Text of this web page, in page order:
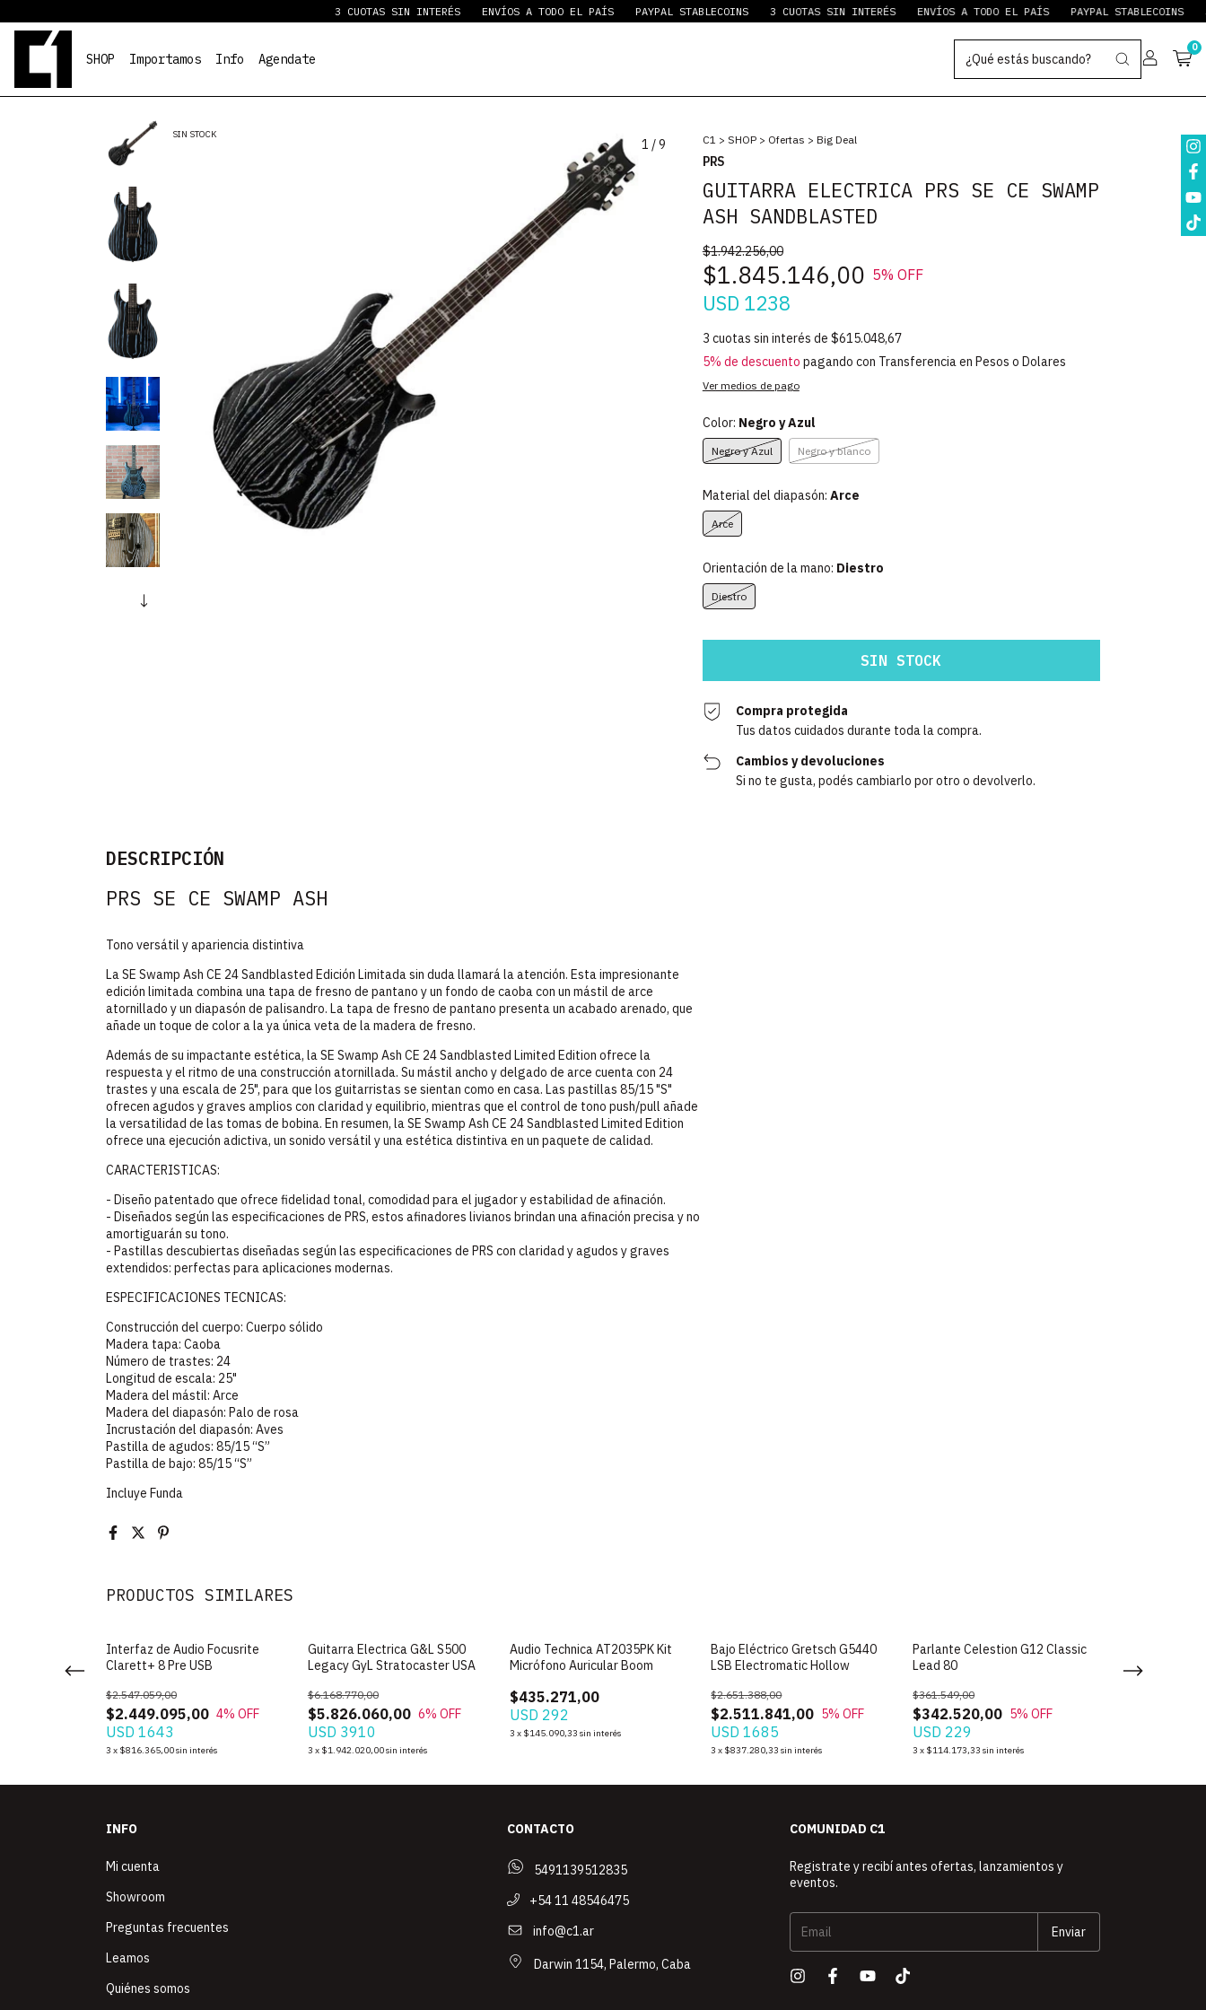
3 CUOTAS SIN INTERÉS ENVÍOS A TODO EL PAÍS PAYPAL STABLECOINS 3 CUOTAS SIN INTERÉS ENVÍOS A TODO EL PAÍS PAYPAL STABLECOINS 3
SHOP Importamos Info Agendate
0
SIN STOCK
1 /9 C1 > SHOP > Ofertas > Big Deal
PRS
GUITARRA ELECTRICA PRS SE CE SWAMP
ASH SANDBLASTED
$1.942.256,00
$1.845.146,00 5% OFF
USD 1238
3 cuotas sin interés de $615.048,67
5% de descuento pagando con Transferencia en Pesos o Dolares
Ver medios de pago
Color: Negro y Azul
Negro y Azul Negro y blanco
Material del diapasón: Arce
Arce
Orientación de la mano: Diestro
Diestro
Compra protegida
Tus datos cuidados durante toda la compra.
Cambios y devoluciones
Si no te gusta, podés cambiarlo por otro o devolverlo.
DESCRIPCIÓN
PRS SE CE SWAMP ASH
Tono versátil y apariencia distintiva
La SE Swamp Ash CE 24 Sandblasted Edición Limitada sin duda llamará la atención. Esta impresionante
edición limitada combina una tapa de fresno de pantano y un fondo de caoba con un mástil de arce
atornillado y un diapasón de palisandro. La tapa de fresno de pantano presenta un acabado arenado, que
añade un toque de color a la ya única veta de la madera de fresno.
Además de su impactante estética, la SE Swamp Ash CE 24 Sandblasted Limited Edition ofrece la
respuesta y el ritmo de una construcción atornillada. Su mástil ancho y delgado de arce cuenta con 24
trastes y una escala de 25", para que los guitarristas se sientan como en casa. Las pastillas 85/15 "S"
ofrecen agudos y graves amplios con claridad y equilibrio, mientras que el control de tono push/pull añade
la versatilidad de las tomas de bobina. En resumen, la SE Swamp Ash CE 24 Sandblasted Limited Edition
ofrece una ejecución adictiva, un sonido versátil y una estética distintiva en un paquete de calidad.
CARACTERISTICAS:
- Diseño patentado que ofrece fidelidad tonal, comodidad para el jugador y estabilidad de afinación.
- Diseñados según las especificaciones de PRS, estos afinadores livianos brindan una afinación precisa y no
amortiguarán su tono.
- Pastillas descubiertas diseñadas según las especificaciones de PRS con claridad y agudos y graves
extendidos: perfectas para aplicaciones modernas.
ESPECIFICACIONES TECNICAS:
Construcción del cuerpo: Cuerpo sólido
Madera tapa: Caoba
Número de trastes: 24
Longitud de escala: 25"
Madera del mástil: Arce
Madera del diapasón: Palo de rosa
Incrustación del diapasón: Aves
Pastilla de agudos: 85/15 “S”
Pastilla de bajo: 85/15 “S”
Incluye Funda
PRODUCTOS SIMILARES
Interfaz de Audio Focusrite
Clarett+ 8 Pre USB
$2.449.095,00
$2.547.059,00
4% OFF
USD 1643
3 x $816.365,00sin interés
Guitarra Electrica G&L S500
Legacy GyL Stratocaster USA
$5.826.060,00
$6.168.770,00
6% OFF
USD 3910
3 x $1.942.020,00sin interés
Audio Technica AT2035PK Kit
Micrófono Auricular Boom
$435.271,00
USD 292
3 x $145.090,33 sin interés
Bajo Eléctrico Gretsch G5440
LSB Electromatic Hollow
$2.511.841,00
$2.651.388,00
5% OFF
USD 1685
3 x $837.280,33 sin interés
Parlante Celestion G12 Classic
Lead 80
$342.520,00
$361.549,00
5% OFF
USD 229
3 x $114.173,33 sin interés
Studio Kit 4
INFO
Mi cuenta
Showroom
Preguntas frecuentes
Leamos
Quiénes somos
CONTACTO
5491139512835
+54 11 48546475
info@c1.ar
Darwin 1154, Palermo, Caba
COMUNIDAD C1
Registrate y recibí antes ofertas, lanzamientos y
eventos.